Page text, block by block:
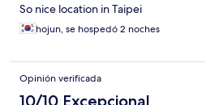
So nice location in Taipei
hojun, se hospedó 2 noches
Opinión verificada
10/10 Excepcional